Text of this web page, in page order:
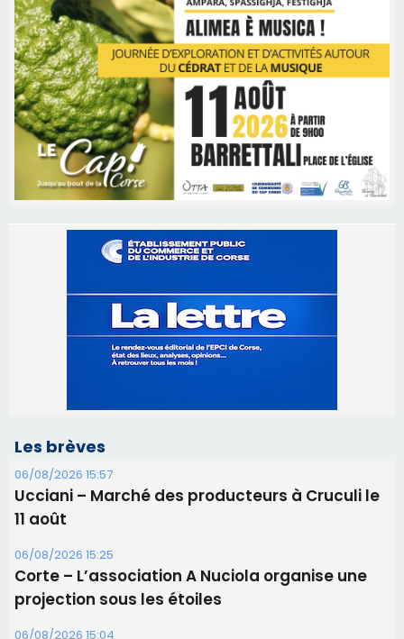
Les brèves
06/08/2026 15:57
Ucciani – Marché des producteurs à Cruculi le
11 août
06/08/2026 15:25
Corte – L’association A Nuciola organise une
projection sous les étoiles
06/08/2026 15:04